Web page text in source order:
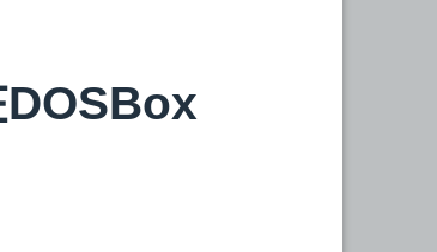
DOSBox